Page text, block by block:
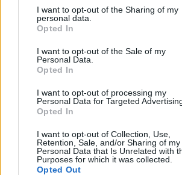
not limited to your visit or usage behaviour.
grant or deny consent to Google and its
use your data for below specified
consent section.
I want to opt-out of the Sharing of my
personal data.
Opted In
I want to opt-out of the Sale of my
Personal Data.
Opted In
I want to opt-out of processing my
Personal Data for Targeted
Opted In
I want to opt-out of Collection, Use,
Retention, Sale, and/or Sharing of my
Personal Data that Is Unrelated with
Purposes for which it was collected.
Opted Out
Πολιτική Απορρήτου
& Όροι Χρήσηςτης Google.
ΣΥΛΛΗΨΗ
ΧΑΚΕΡ
Ακολουθήστε το Νewsit.gr στο
τελευταία νέατης ημέρας